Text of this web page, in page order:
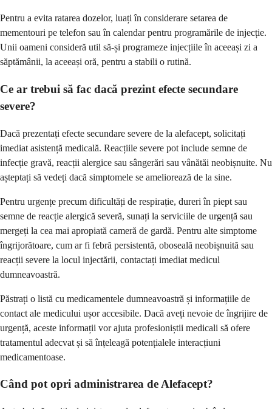
Pentru a evita ratarea dozelor, luați în considerare setarea de
mementouri pe telefon sau în calendar pentru programările de injecție.
Unii oameni consideră util să-și programeze injecțiile în aceeași zi a
săptămânii, la aceeași oră, pentru a stabili o rutină.
Ce ar trebui să fac dacă prezint efecte secundare
severe?
Dacă prezentați efecte secundare severe de la alefacept, solicitați
imediat asistență medicală. Reacțiile severe pot include semne de
infecție gravă, reacții alergice sau sângerări sau vânătăi neobișnuite. Nu
așteptați să vedeți dacă simptomele se ameliorează de la sine.
Pentru urgențe precum dificultăți de respirație, dureri în piept sau
semne de reacție alergică severă, sunați la serviciile de urgență sau
mergeți la cea mai apropiată cameră de gardă. Pentru alte simptome
îngrijorătoare, cum ar fi febră persistentă, oboseală neobișnuită sau
reacții severe la locul injectării, contactați imediat medicul
dumneavoastră.
Păstrați o listă cu medicamentele dumneavoastră și informațiile de
contact ale medicului ușor accesibile. Dacă aveți nevoie de îngrijire de
urgență, aceste informații vor ajuta profesioniștii medicali să ofere
tratamentul adecvat și să înțeleagă potențialele interacțiuni
medicamentoase.
Când pot opri administrarea de Alefacept?